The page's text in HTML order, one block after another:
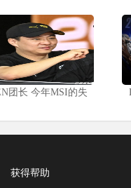
团长 今年MSI的失
获得帮助